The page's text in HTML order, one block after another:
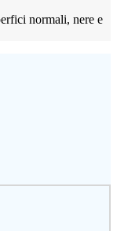
normali, nere e